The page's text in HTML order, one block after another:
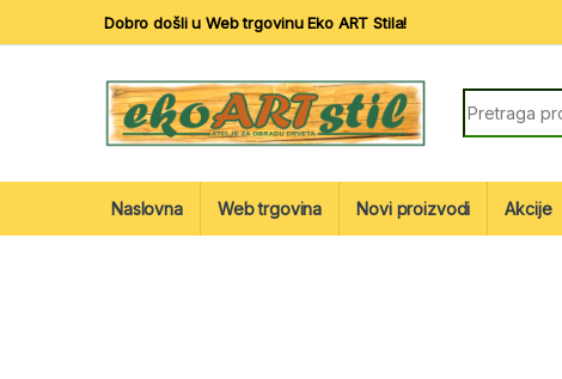
Skip to navigation
Skip to contentDobro došli u Web trgovinu Eko ART Stila!
Naslovna Web trgovina Novi proizvodi Akcije